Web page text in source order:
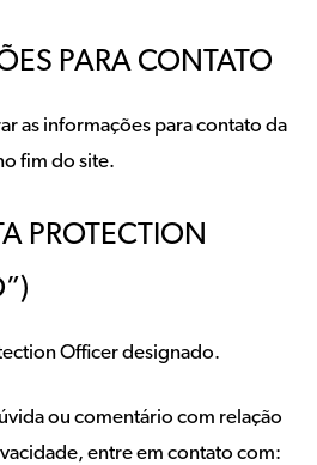
PARA CONTATO
as informações para contato da
fim do site.
PROTECTION
Officer designado.
ou comentário com relação
entre em contato com: